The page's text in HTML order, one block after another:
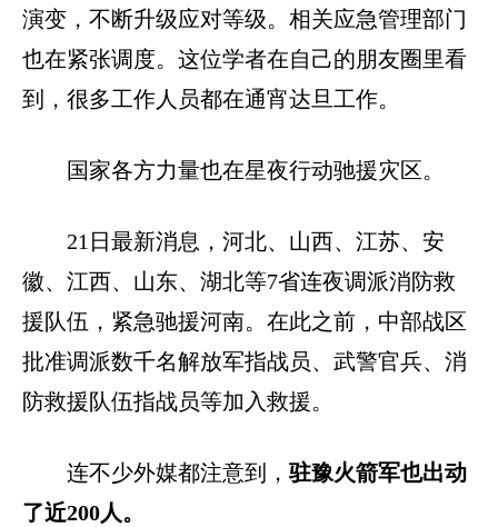
演变，不断升级应对等级。相关应急管理部门
也在紧张调度。这位学者在自己的朋友圈里看
到，很多工作人员都在通宵达旦工作。
国家各方力量也在星夜行动驰援灾区。
21日最新消息，河北、山西、江苏、安
徽、江西、山东、湖北等7省连夜调派消防救
援队伍，紧急驰援河南。在此之前，中部战区
批准调派数千名解放军指战员、武警官兵、消
防救援队伍指战员等加入救援。
连不少外媒都注意到， 驻豫火箭军也出动
了近200人。